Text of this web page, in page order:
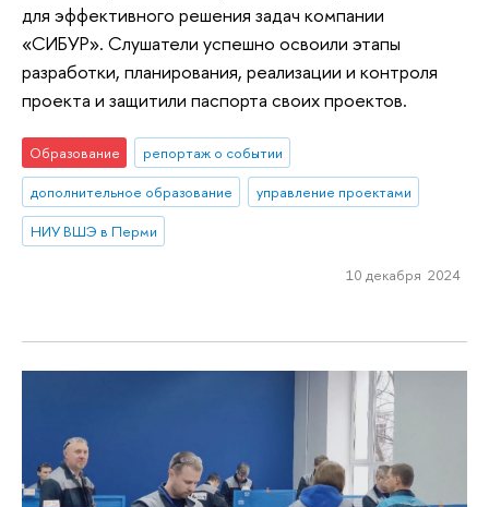
для эффективного решения задач компании
«СИБУР». Слушатели успешно освоили этапы
разработки, планирования, реализации и контроля
проекта и защитили паспорта своих проектов.
Образование
репортаж о событии
дополнительное образование
управление проектами
НИУ ВШЭ в Перми
10 декабря 2024